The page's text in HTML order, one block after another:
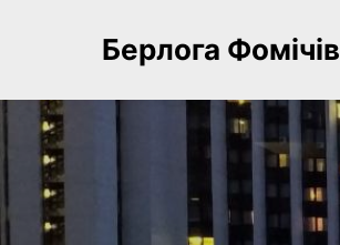
Берлога Фомічів